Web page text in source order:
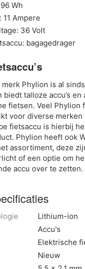
Wh
11 Ampere
36 Volt
bagagedrager
Phylion is al
biedt talloze accu’s en
fietsen. Veel Phylion
voor diverse merken
fietsaccu is hierbij
Phylion heeft ook
assortiment, deze
of een optie om
accu over te zetten.
Lithium-ion
Accu's
Elektrische
Nieuw